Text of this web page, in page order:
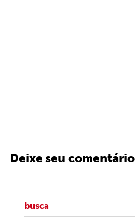
Deixe seu comentário